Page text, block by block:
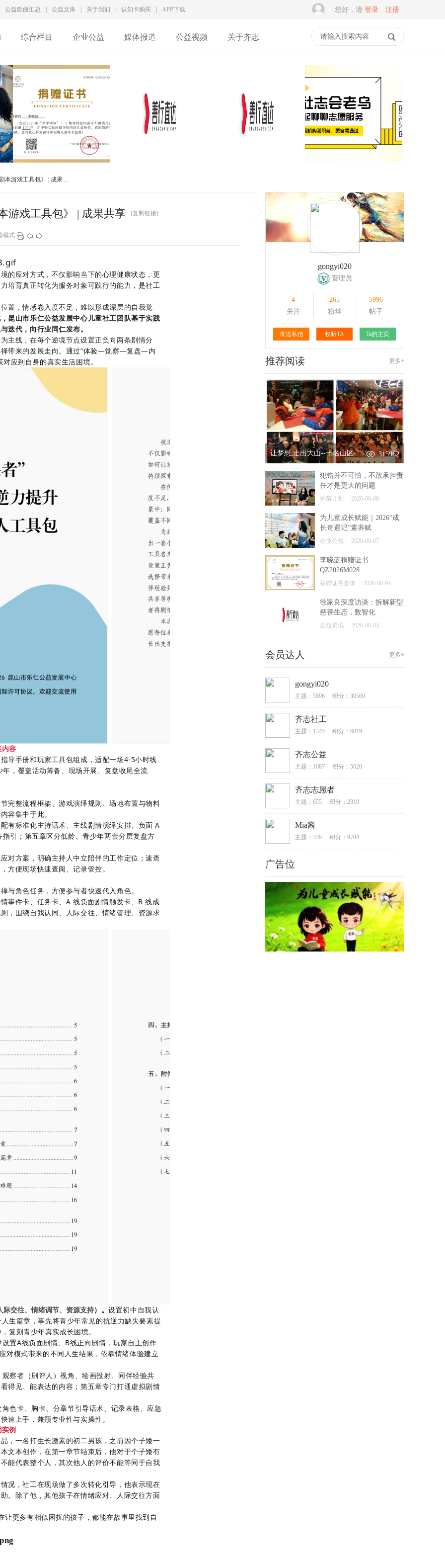
公益歌曲汇总 公益文库 关于我们 认知卡购买 APP下载 您好，请 登录 注册
综合栏目 企业公益 媒体报道 公益视频 关于齐志
李晓蓝捐赠证书
113 1 162 1 171
本游戏工具包》 | 成果 ...
游戏工具包》 | 成果共享 [复制链接]
模式
的应对方式，不仅影响当下的心理健康状态，更
培育真正转化为服务对象可践行的能力，是社工
置，情感卷入度不足，难以形成深层的自我觉
昆山市乐仁公益发展中心儿童社工团队基于实践
迭代，向行业同仁发布。
主线，在每个逆境节点设置正负向两条剧情分
带来的发展走向。通过“体验—觉察—复盘—内
应到自身的真实生活困境。
内容
导手册和玩家工具包组成，适配一场4-5小时线
年，覆盖活动筹备、现场开展、复盘收尾全流
完整流程框架、游戏演绎规则、场地布置与物料
容集中于此。
有标准化主持话术、主线剧情演绎安排、负面 A
引；第五章区分低龄、青少年两套分层复盘方
对方案，明确主持人中立陪伴的工作定位；速查
方便现场快速查阅、记录管控。
与角色任务，方便参与者快速代入角色。
事件卡、任务卡、A 线负面剧情触发卡、B 线成
，围绕自我认同、人际交往、情绪管理、资源求
际交往、情绪调节、资源支持） 。设置初中自我认
人生篇章，事先将青少年常见的抗逆力缺失要素提
，复刻青少年真实成长困境。
设置A线负面剧情、 B线正向剧情，玩家自主创作
对模式带来的不同人生结果，依靠情绪体验建立
察者（剧评人）视角、绘画投射、同伴经验共
得见、能表达的内容；第五章专门打通虚拟剧情
角色卡、胸卡、分章节引导话术、记录表格、应急
速上手，兼顾专业性与实操性。
实例
，一名打生长激素的初二男孩，之前因个子矮一
文本创作，在第一章节结束后，他对于个子矮有
能代表整个人，其次他人的评价不能等同于自我
况，社工在现场做了多次转化引导，他表示现在
。除了他，其他孩子在情绪应对、人际交往方面
让更多有相似困扰的孩子，都能在故事里找到自
gongyi020
管理员
4
关注
265
粉丝
5996
帖子
发送私信 收听TA Ta的主页
推荐阅读 更多+
315962
让梦想,走出大山--十名山区
犯错并不可怕，不敢承担责
任才是更大的问题
护苗计划 2026-08-08
为儿童成长赋能｜2026“成
长奇遇记”素养赋
企业公益 2026-08-07
李晓蓝捐赠证书
QZ2026M028
捐赠证书查询 2026-08-04
徐家良深度访谈：拆解新型
慈善生态，数智化
公益资讯 2026-08-04
会员达人 更多+
gongyi020
主题：5996 积分：30569
齐志社工
主题：1345 积分：6819
齐志公益
主题：1087 积分：5020
齐志志愿者
主题：655 积分：2310
Mia酱
主题：339 积分：9704
广告位